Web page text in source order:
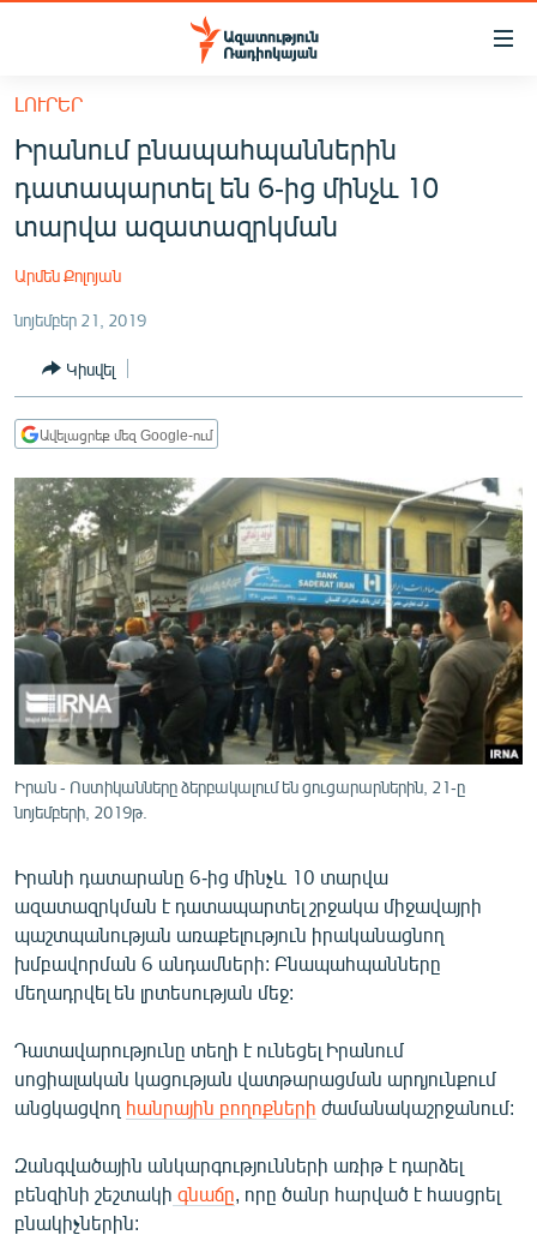
Մատչելիության
հիմնական
բովանդակությանը
հիմնական
մենյուին
ՀԱՅԱՍՏԱՆ
ՔԱՂԱՔԱԿԱՆ
ՏՆՏԵՍՈՒԹՅՈՒՆ
ՂԱՐԱԲԱՂ
ՏԱՐԱԾԱՇՐՋԱՆ
ՄԻՋԱԶԳԱՅԻՆ
ՄՇԱԿՈՒՅԹ
ՍՊՈՐՏ
ՄԵԿՆԱԲԱՆՈՒԹՅՈՒՆ
ՏՏ ԵՒ ԻՆՏԵՐՆԵՏ
ԱՐԽԻՎ
ԲԱՆԱՎԵՃ
ՁԳՏԵԼՈՎ ԼԱՎԱԳՈՒՅՆԻՆ
ՓՈԴՔԱՍԹ
Հայերեն
English
ՀԵՏԵՎԵՔ ՄԵԶ
ԼՈՒՐԵՐ
Իրանում բնապահպաններին
դատապարտել են 6-ից մինչև 10
տարվա ազատազրկման
Արմեն Քոլոյան
նոյեմբեր 21, 2019
Կիսվել
Ավելացրեք մեզ Google-ում
Իրան - Ոստիկանները ձերբակալում են ցուցարարներին, 21-ը
նոյեմբերի, 2019թ.
Իրանի դատարանը 6-ից մինչև 10 տարվա
ազատազրկման է դատապարտել շրջակա միջավայրի
պաշտպանության առաքելություն իրականացնող
խմբավորման 6 անդամների: Բնապահպանները
մեղադրվել են լրտեսության մեջ:
Դատավարությունը տեղի է ունեցել Իրանում
սոցիալական կացության վատթարացման արդյունքում
անցկացվող հանրային բողոքների ժամանակաշրջանում:
Զանգվածային անկարգությունների առիթ է դարձել
բենզինի շեշտակի գնաճը , որը ծանր հարված է հասցրել
բնակիչներին: